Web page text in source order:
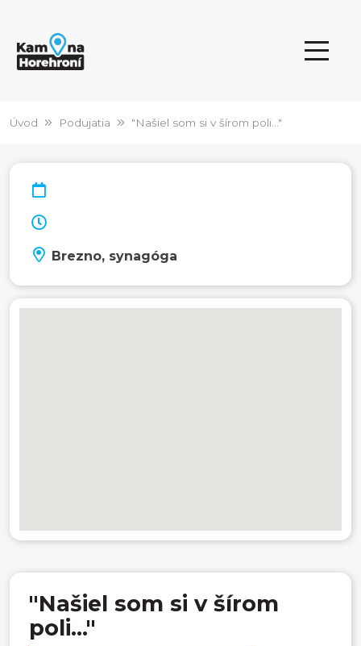
Úvod Podujatia "Našiel som si v šírom poli..."
Brezno, synagóga
"Našiel som si v šírom
poli..."